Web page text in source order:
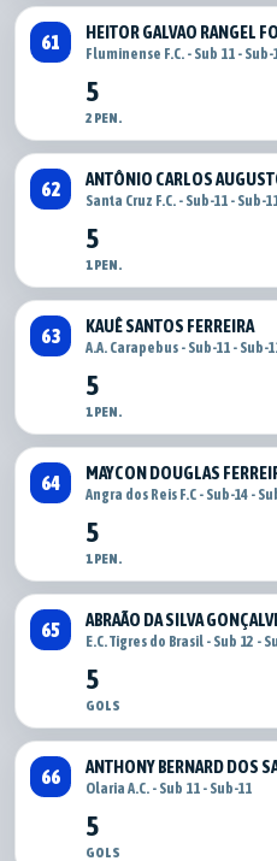
61 HEITOR GALVAO RANGEL
Fluminense F.C. - Sub 11 - Sub-
5
2 PEN.
62 ANTÔNIO CARLOS
Santa Cruz F.C. - Sub-11 - Sub-
5
1 PEN.
63 KAUÊ SANTOS FERREIRA
A.A. Carapebus - Sub-11 - Sub-
5
1 PEN.
64 MAYCON DOUGLAS
Angra dos Reis F.C - Sub-14 -
5
1 PEN.
65 ABRAÃO DA SILVA
E.C. Tigres do Brasil - Sub 12 -
5
GOLS
66 ANTHONY BERNARD DOS
Olaria A.C. - Sub 11 - Sub-11
5
GOLS